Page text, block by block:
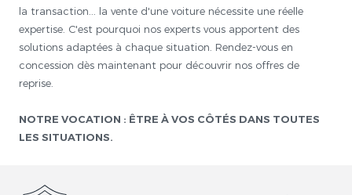
la transaction... la vente d'une voiture nécessite une réelle
expertise. C'est pourquoi nos experts vous apportent des
solutions adaptées à chaque situation. Rendez-vous en
concession dès maintenant pour découvrir nos offres de
reprise.
NOTRE VOCATION : ÊTRE À VOS CÔTÉS DANS TOUTES
LES SITUATIONS.